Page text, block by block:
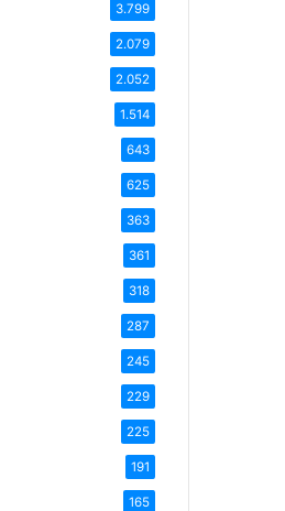
3.799
2.079
2.052
1.514
643
625
363
361
318
287
245
229
225
191
165